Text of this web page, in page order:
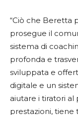
“Ciò che Beretta
prosegue il
sistema di
profonda e
sviluppata e
digitale e un
aiutare i tiratori
prestazioni, tiene